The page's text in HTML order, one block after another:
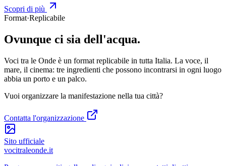
Scopri di più
Format·Replicabile
Ovunque ci sia dell'acqua.
Voci tra le Onde è un format replicabile in tutta Italia. La voce, il
mare, il cinema: tre ingredienti che possono incontrarsi in ogni luogo
abbia un porto e un palco.
Vuoi organizzare la manifestazione nella tua città?
Contatta l'organizzazione
Sito ufficiale
vocitraleonde.it